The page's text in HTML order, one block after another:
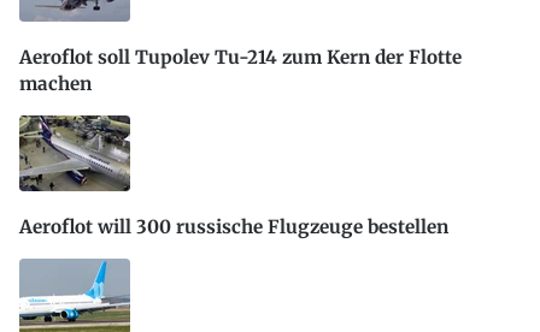
Aeroflot soll Tupolev Tu-214 zum Kern der Flotte
machen
Aeroflot will 300 russische Flugzeuge bestellen